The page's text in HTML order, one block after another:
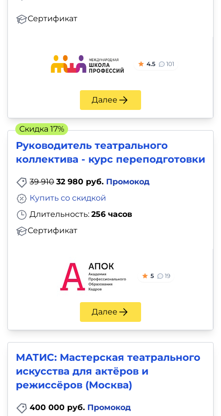
Сертификат
4.5 101
Далее
Руководитель театрального
коллектива - курс переподготовки
39 910 32 980 руб. Промокод
Длительность: 256 часов
Сертификат
Купить со скидкой
5 19
Далее
Скидка 17%
МАТИС: Мастерская театрального
искусства для актёров и
режиссёров (Москва)
400 000 руб. Промокод